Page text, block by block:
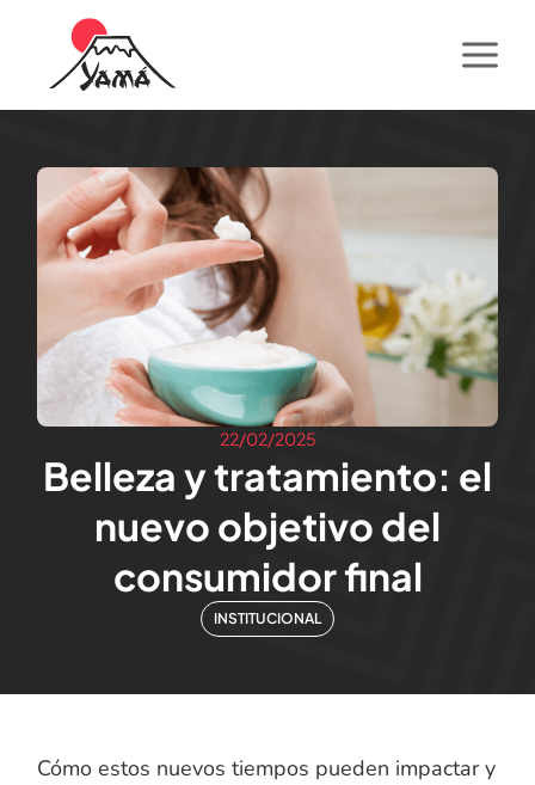
22/02/2025
Belleza y tratamiento: el
nuevo objetivo del
consumidor final
INSTITUCIONAL
Cómo estos nuevos tiempos pueden impactar y